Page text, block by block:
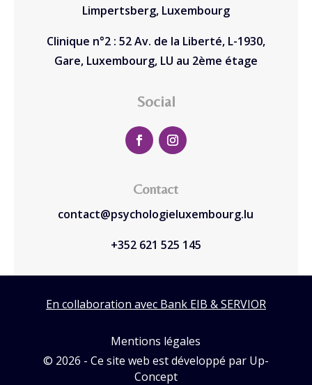
Limpertsberg, Luxembourg
Clinique n°2 : 52 Av. de la Liberté, L-1930,
Gare, Luxembourg, LU au 2ème étage
Social
Contact
contact@psychologieluxembourg.lu
+352 621 525 145
En collaboration avec Bank EIB & SERVIOR
Mentions légales
© 2026 - Ce site web est développé par Up-
Concept